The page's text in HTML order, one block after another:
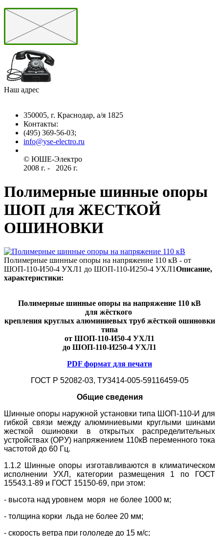
Наш адрес
350005, г. Краснодар, а/я 1825
Контакты: ­
(495) 369-56-03;
info@yse-electro.ru­
© ЮШЕ-Эл­ектро ­
2008 г­. - ­ ­­­­­
2026 г.
Полимерные шинные опоры
ШОП для ЖЕСТКОЙ
ОШИНОВКИ
Полимерные шинные опоры на напряжение 110 кВ - от
ШОП-110-И50-4 УХЛ1 до ШОП-110-И250-4 УХЛ1Описание,
характеристики:
Полимерные шинные опоры на напряжение 110 кВ
для жёсткого
крепления круглых алюминиевых труб жёсткой ошиновки
типа
от ШОП-110-И50-4 УХЛ1
до ШОП-110-И250-4 УХЛ1
PDF формат для печати
ГОСТ Р 52082-03, ТУ3414-005-59116459-05
Общие сведения
Шинные опоры наружной установки типа ШОП-110-И для
гибкой связи между алюминиевыми круглыми шинами
жесткой ошиновки в открытых распределительных
устройствах (ОРУ) напряжением 110кВ переменного тока
частотой до 60 Гц.
1.1.2 Шинные опоры изготавливаются в климатическом
исполнении УХЛ, категории размещения 1 по ГОСТ
15543.1-89 и ГОСТ 15150-69, при этом:
- высота над уровнем моря не более 1000 м;
- толщина корки льда не более 20 мм;
- скорость ветра при гололеде до 15 м/с;